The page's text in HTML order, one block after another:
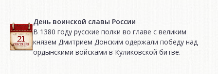
День воинской славы России
В 1380 году русские полки во главе с великим
князем Дмитрием Донским одержали победу над
ордынскими войсками в Куликовской битве.